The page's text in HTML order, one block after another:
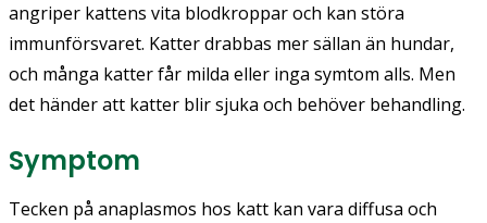
angriper kattens vita blodkroppar och kan störa
immunförsvaret. Katter drabbas mer sällan än hundar,
och många katter får milda eller inga symtom alls. Men
det händer att katter blir sjuka och behöver behandling.
Symptom
Tecken på anaplasmos hos katt kan vara diffusa och